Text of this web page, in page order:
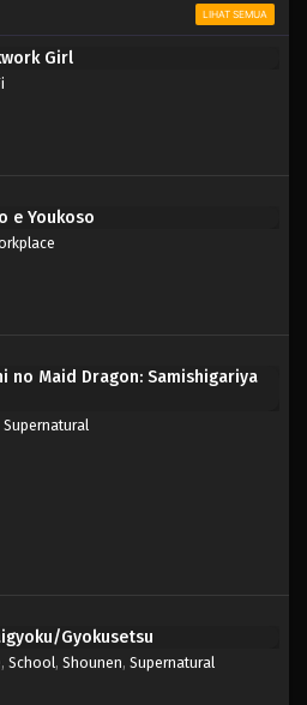
LIHAT SEMUA
Girl
e Youkoso
no Maid Dragon: Samishigariya
Supernatural
Gyokusetsu
, School, Shounen, Supernatural